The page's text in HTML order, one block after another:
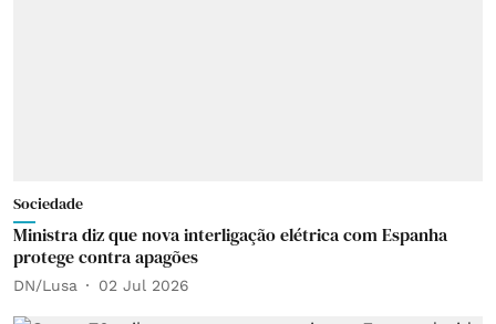
Sociedade
Ministra diz que nova interligação elétrica com Espanha
protege contra apagões
DN/Lusa 02 Jul 2026